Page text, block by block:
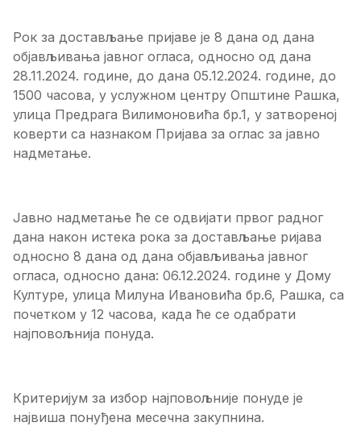
Рок за достављање пријаве је 8 дана од дана
објављивања јавног огласа, односно од дана
28.11.2024. године, до дана 05.12.2024. године, до
1500 часова, у услужном центру Општине Рашка,
улица Предрага Вилимоновића бр.1, у затвореној
коверти са назнаком Пријава за оглас за јавно
надметање.
Јавно надметање ће се одвијати првог радног
дана након истека рока за достављање ријава
односно 8 дана од дана објављивања јавног
огласа, односно дана: 06.12.2024. године у Дому
Културе, улица Милуна Ивановића бр.6, Рашка, са
почетком у 12 часова, када ће се одабрати
најповољнија понуда.
Критеријум за избор најповољније понуде је
највиша понуђена месечна закупнина.